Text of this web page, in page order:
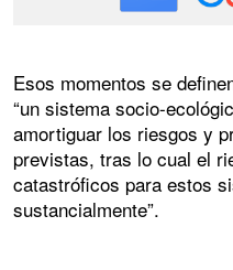
Esos momentos se
“un sistema socio-
amortiguar los riesgos y
previstas, tras lo cual el
catastróficos para estos
sustancialmente”.